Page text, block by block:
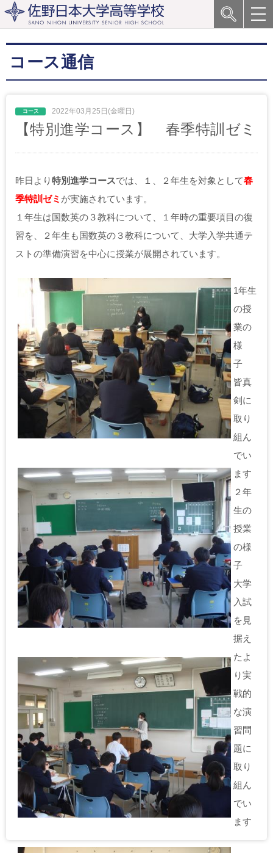
コース通信
2022年03月25日(金曜日)
【特別進学コース】 春季特訓ゼミ
昨日より特別進学コースでは、１、２年生を対象として春
季特訓ゼミ が実施されています。
１年生は国数英の３教科について、１年時の重要項目の復
習を、２年生も国数英の３教科について、大学入学共通テ
ストの準備演習を中心に授業が展開されています。
1年生
の授
業の
様
子
皆真
剣に
取り
組ん
でい
ます
２年
生の
授業
の様
子
大学
入試
を見
据え
たよ
り実
戦的
な演
習問
題に
取り
組ん
でい
ます